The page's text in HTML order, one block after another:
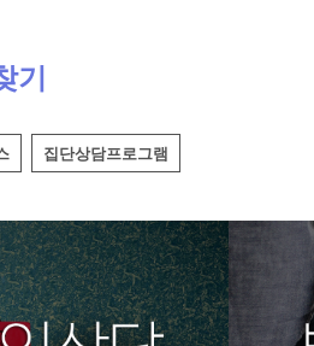
기
집단상담프로그램